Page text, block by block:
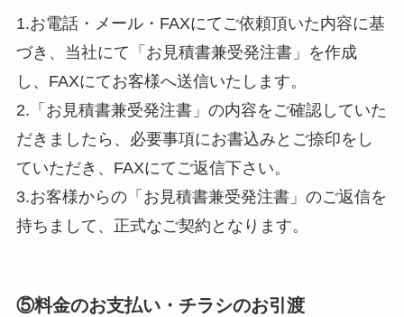
1.お電話・メール・FAXにてご依頼頂いた内容に基
づき、当社にて「お見積書兼受発注書」を作成
し、FAXにてお客様へ送信いたします。
2.「お見積書兼受発注書」の内容をご確認していた
だきましたら、必要事項にお書込みとご捺印をし
ていただき、FAXにてご返信下さい。
3.お客様からの「お見積書兼受発注書」のご返信を
持ちまして、正式なご契約となります。
⑤料金のお支払い・チラシのお引渡